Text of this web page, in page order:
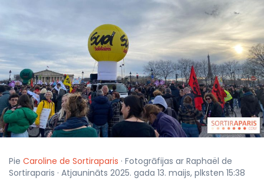
Pie Caroline de Sortiraparis · Fotogrāfijas ar Raphaël de
Sortiraparis · Atjaunināts 2025. gada 13. maijs, plksten 15:38